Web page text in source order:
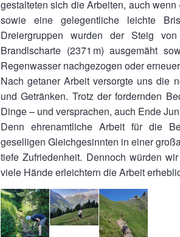
gestalteten sich die Arbeiten, auch
sowie eine gelegentliche leichte
Dreiergruppen wurden der Steig
Brandlscharte (2371 m) ausgemäht
Regenwasser nachgezogen oder
Nach getaner Arbeit versorgte uns die
und Getränken. Trotz der fordernden
Dinge – und versprachen, auch Ende
Denn ehrenamtliche Arbeit für die
geselligen Gleichgesinnten in einer
tiefe Zufriedenheit. Dennoch würden
viele Hände erleichtern die Arbeit